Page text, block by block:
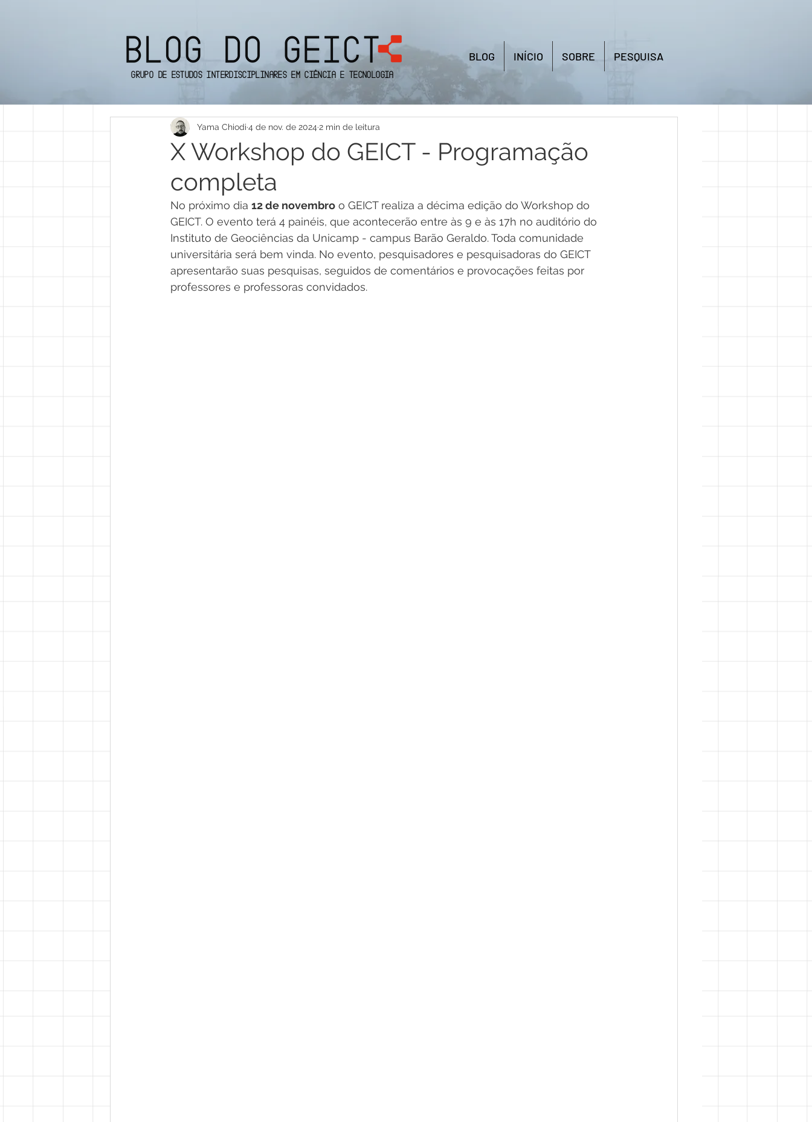
Grupo de Estudos Interdisciplinares em Ciência e Tecnologia
BLOG INÍCIO SOBRE PESQUISA
X Workshop do GEICT - Programação
completa
Yama Chiodi 4 de nov. de 2024 2 min de leitura
No próximo dia 12 de novembro o GEICT realiza a décima edição do Workshop do
GEICT. O evento terá 4 painéis, que acontecerão entre às 9 e às 17h no auditório do
Instituto de Geociências da Unicamp - campus Barão Geraldo. Toda comunidade
universitária será bem vinda. No evento, pesquisadores e pesquisadoras do GEICT
apresentarão suas pesquisas, seguidos de comentários e provocações feitas por
professores e professoras convidados.